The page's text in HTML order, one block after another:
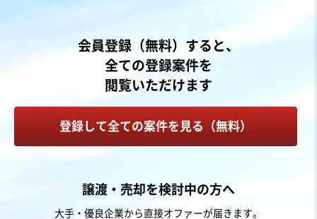
会員登録（無料）すると、
全ての登録案件を
閲覧いただけます
登録して全ての案件を見る（無料）
譲渡・売却を検討中の方へ
大手・優良企業から直接オファーが届きます。